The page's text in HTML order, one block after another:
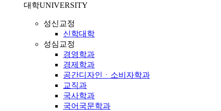
대학UNIVERSITY
성신교정
신학대학
성심교정
경영학과
경제학과
공간디자인ㆍ소비자학과
교직과
국사학과
국어국문학과